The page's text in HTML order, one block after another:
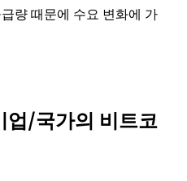
량 때문에 수요 변화에 가
업/국가의 비트코